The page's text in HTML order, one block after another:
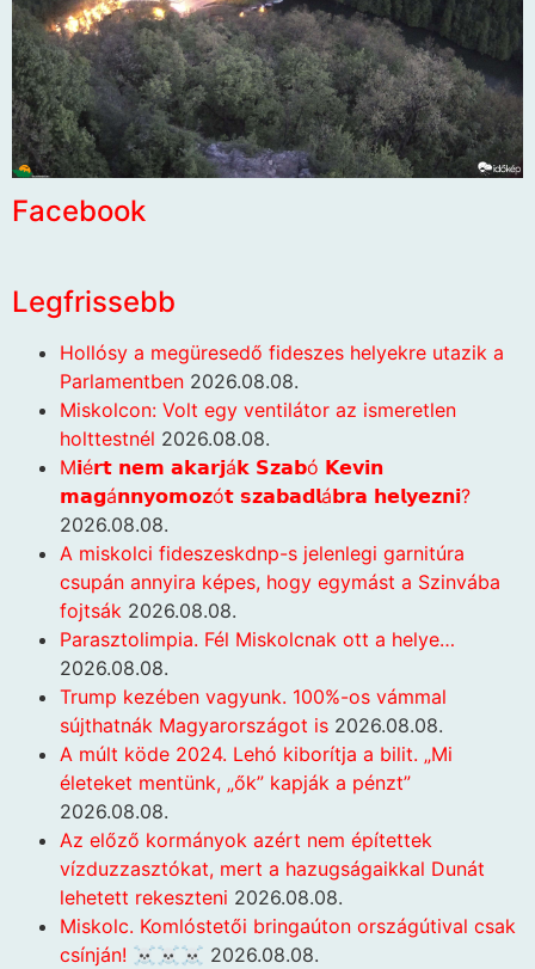
Facebook
Legfrissebb
Hollósy a megüresedő fideszes helyekre utazik a
Parlamentben 2026.08.08.
Miskolcon: Volt egy ventilátor az ismeretlen
holttestnél 2026.08.08.
M𝗶é𝗿𝘁 𝗻𝗲𝗺 𝗮𝗸𝗮𝗿𝗷á𝗸 𝗦𝘇𝗮𝗯ó 𝗞𝗲𝘃𝗶𝗻
𝗺𝗮𝗴á𝗻𝗻𝘆𝗼𝗺𝗼𝘇ó𝘁 𝘀𝘇𝗮𝗯𝗮𝗱𝗹á𝗯𝗿𝗮 𝗵𝗲𝗹𝘆𝗲𝘇𝗻𝗶?
2026.08.08.
A miskolci fideszeskdnp-s jelenlegi garnitúra
csupán annyira képes, hogy egymást a Szinvába
fojtsák 2026.08.08.
Parasztolimpia. Fél Miskolcnak ott a helye…
2026.08.08.
Trump kezében vagyunk. 100%-os vámmal
sújthatnák Magyarországot is 2026.08.08.
A múlt köde 2024. Lehó kiborítja a bilit. „Mi
életeket mentünk, „ők” kapják a pénzt”
2026.08.08.
Az előző kormányok azért nem építettek
vízduzzasztókat, mert a hazugságaikkal Dunát
lehetett rekeszteni 2026.08.08.
Miskolc. Komlóstetői bringaúton országútival csak
csínján! ☠️☠️☠️ 2026.08.08.